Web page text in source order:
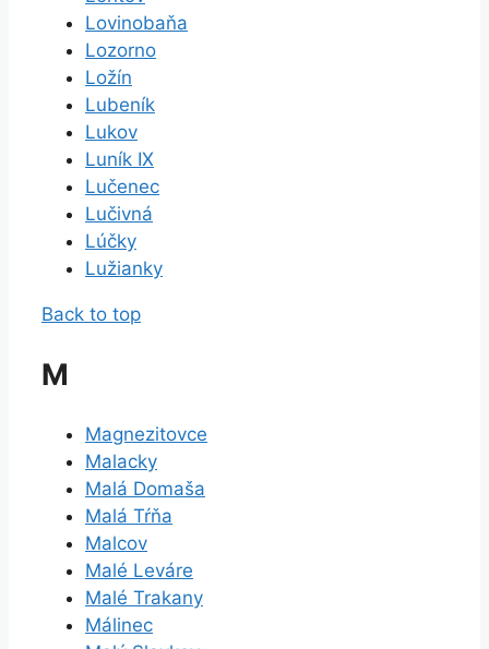
Lovinobaňa
Lozorno
Ložín
Lubeník
Lukov
Luník IX
Lučenec
Lučivná
Lúčky
Lužianky
Back to top
M
Magnezitovce
Malacky
Malá Domaša
Malá Tŕňa
Malcov
Malé Leváre
Malé Trakany
Málinec